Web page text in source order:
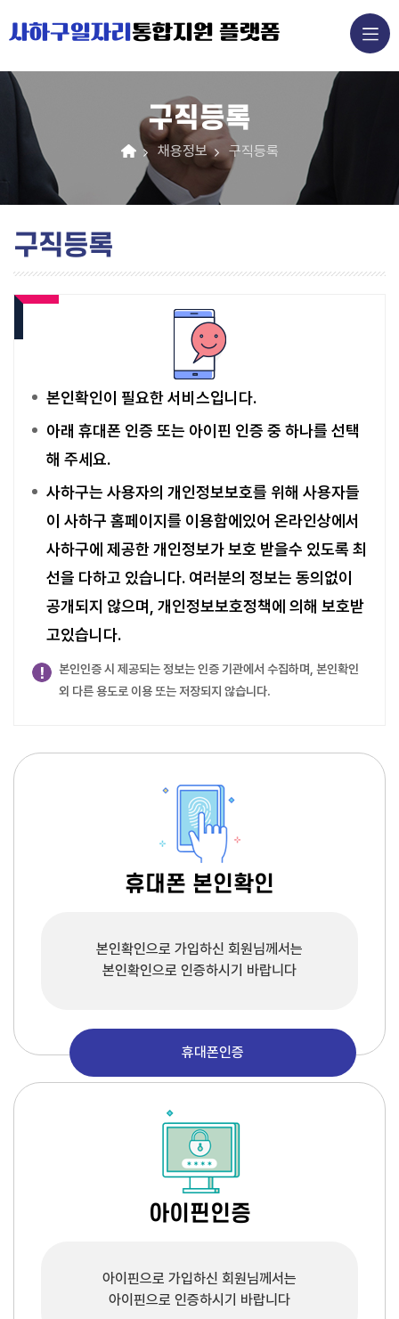
사하구일자리통합지원 플랫폼
구직등록
채용정보 구직등록
구직등록
본인확인이 필요한 서비스입니다.
아래 휴대폰 인증 또는 아이핀 인증 중 하나를 선택
해 주세요.
사하구는 사용자의 개인정보보호를 위해 사용자들
이 사하구 홈페이지를 이용함에있어 온라인상에서
사하구에 제공한 개인정보가 보호 받을수 있도록 최
선을 다하고 있습니다. 여러분의 정보는 동의없이
공개되지 않으며, 개인정보보호정책에 의해 보호받
고있습니다.
본인인증 시 제공되는 정보는 인증 기관에서 수집하며, 본인확인
외 다른 용도로 이용 또는 저장되지 않습니다.
휴대폰 본인확인
본인확인으로 가입하신 회원님께서는
본인확인으로 인증하시기 바랍니다
휴대폰인증
아이핀인증
아이핀으로 가입하신 회원님께서는
아이핀으로 인증하시기 바랍니다